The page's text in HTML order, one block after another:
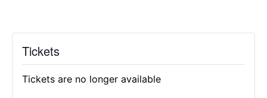
Tickets
Tickets are no longer available